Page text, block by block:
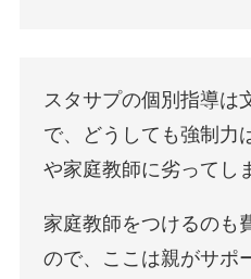
スタサプの個別指導は
で、どうしても強制力
や家庭教師に劣ってし
家庭教師をつけるのも
ので、ここは親がサポ